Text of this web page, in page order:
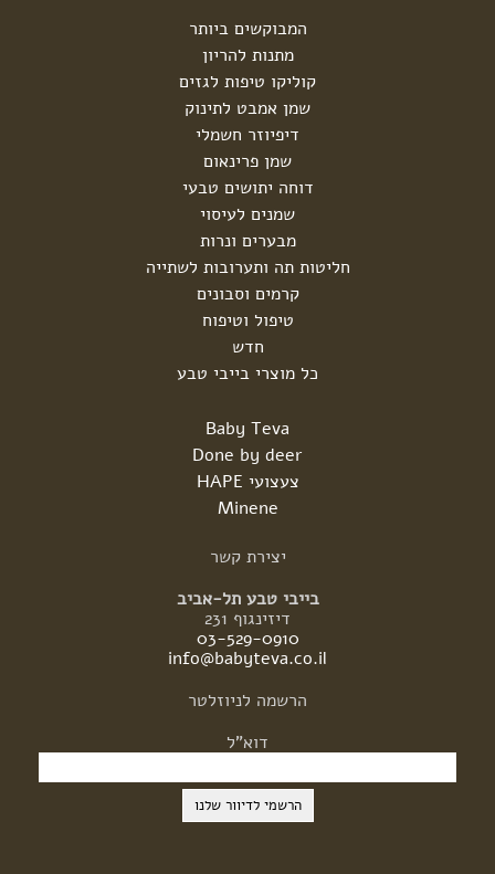
המבוקשים ביותר
מתנות להריון
קוליקו טיפות לגזים
שמן אמבט לתינוק
דיפיוזר חשמלי
שמן פרינאום
דוחה יתושים טבעי
שמנים לעיסוי
מבערים ונרות
חליטות תה ותערובות לשתייה
קרמים וסבונים
טיפול וטיפוח
חדש
כל מוצרי בייבי טבע
Baby Teva
Done by deer
צעצועי HAPE
Minene
יצירת קשר
בייבי טבע תל-אביב
דיזינגוף 231
03-529-0910
info@babyteva.co.il
הרשמה לניוזלטר
דוא"ל